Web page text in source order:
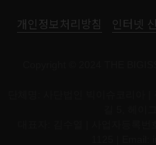
개인정보처리방침 인터넷